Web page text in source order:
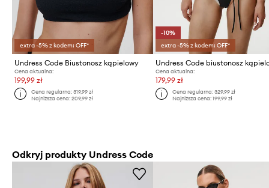
extra -5% z kodem: OFF*
Undress Code Biustonosz kąpielowy
Cena aktualna:
199,99 zł
Cena regularna:319,99 zł
Najniższa cena:209,99 zł
-10%
extra -5% z kodem: OFF*
Cena aktualna:
179,99 zł
Cena regularna: 329,99 zł
Najniższa cena: 199,99 zł
Odkryj produkty Undress Code